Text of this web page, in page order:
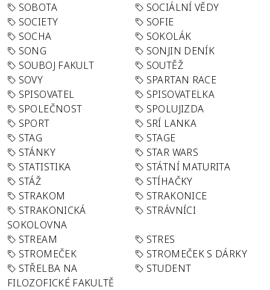
SOBOTA
SOCIÁLNÍ VĚDY
SOCIETY
SOFIE
SOCHA
SOKOLÁK
SONG
SONJIN DENÍK
SOUBOJ FAKULT
SOUTĚŽ
SOVY
SPARTAN RACE
SPISOVATEL
SPISOVATELKA
SPOLEČNOST
SPOLUJIZDA
SPORT
SRÍ LANKA
STAG
STAGE
STÁNKY
STAR WARS
STATISTIKA
STÁTNÍ MATURITA
STÁŽ
STÍHAČKY
STRAKOM
STRAKONICE
STRAKONICKÁ
SOKOLOVNA
STRÁVNÍCI
STREAM
STRES
STROMEČEK
STROMEČEK S DÁRKY
STŘELBA NA
FILOZOFICKÉ FAKULTĚ
STUDENT